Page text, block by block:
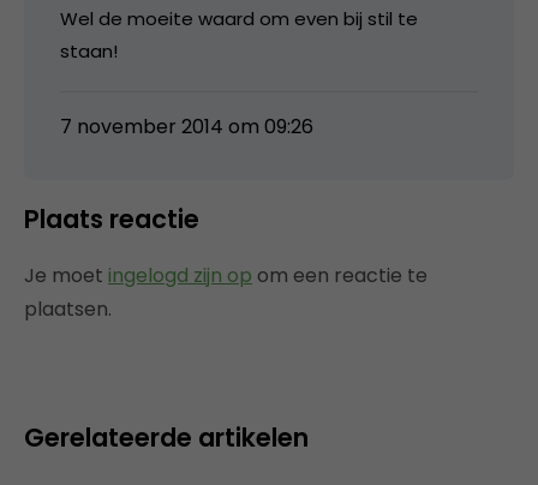
Wel de moeite waard om even bij stil te
staan!
7 november 2014 om 09:26
Plaats reactie
Je moet ingelogd zijn op om een reactie te
plaatsen.
Gerelateerde artikelen